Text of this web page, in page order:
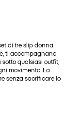
di tre slip donna.
ti accompagnano
qualsiasi outfit,
movimento. La
senza sacrificare lo